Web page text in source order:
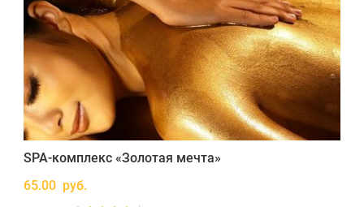
SPA-комплекс «Золотая мечта»
65.00 руб.